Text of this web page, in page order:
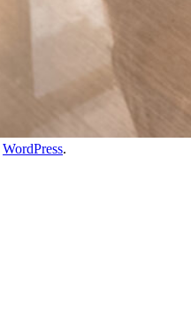
WordPress.